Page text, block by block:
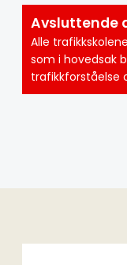
Avsluttende
Alle
som i hovedsak
trafikkforståelse